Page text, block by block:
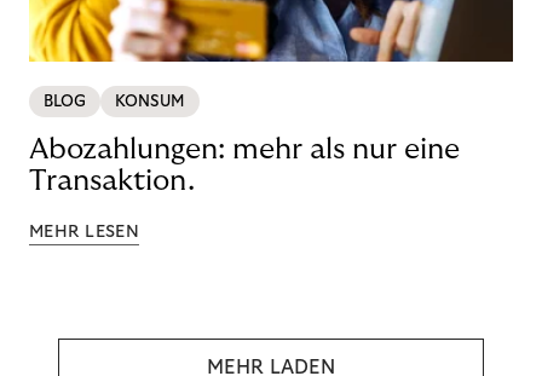
BLOG KONSUM
Abozahlungen: mehr als nur eine
Transaktion.
MEHR LESEN
MEHR LADEN